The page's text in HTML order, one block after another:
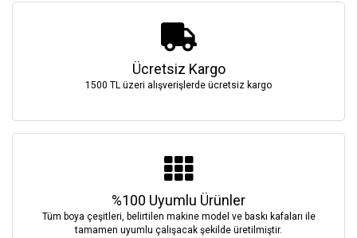
Ücretsiz Kargo
1500 TL üzeri alışverişlerde ücretsiz kargo
%100 Uyumlu Ürünler
Tüm boya çeşitleri, belirtilen makine model ve baskı kafaları ile
tamamen uyumlu çalışacak şekilde üretilmiştir.